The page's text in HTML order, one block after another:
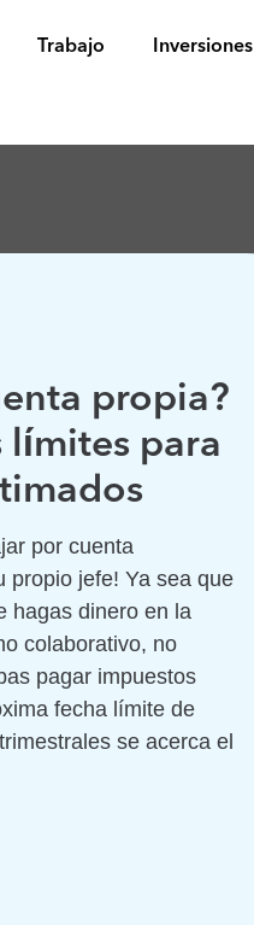
Trabajo Inversiones
propia?
límites para
por cuenta
propio jefe! Ya sea que
hagas dinero en la
colaborativo, no
pagar impuestos
fecha límite de
se acerca el